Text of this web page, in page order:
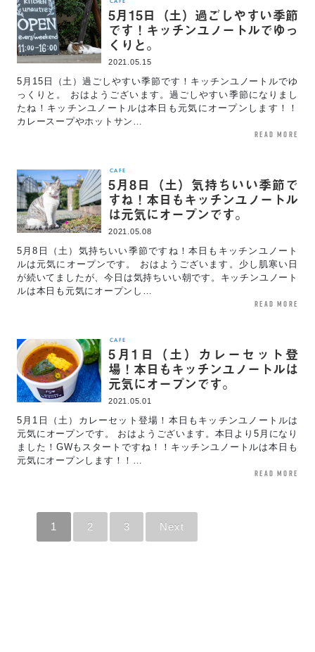
5月15日（土）過ごしやすい季節
です！キッチンユノートルでゆっ
くりと。
2021.05.15
5月15日（土）過ごしやすい季節です！キッチンユノートルでゆ
っくりと。 おはようございます。過ごしやすい季節になりまし
たね！キッチンユノートルは本日も元気にオープンします！！
カレースープやホットサン…
read more
CAFE
5月8日（土）気持ちいい季節で
すね！本日もキッチンユノートル
は元気にオープンです。
2021.05.08
5月8日（土）気持ちいい季節ですね！本日もキッチンユノート
ルは元気にオープンです。 おはようございます。少し肌寒い日
が続いてましたが、今日は気持ちいい朝です。キッチンユノート
ルは本日も元気にオープンし…
read more
CAFE
5月1日（土）カレーセット登
場！本日もキッチンユノートルは
元気にオープンです。
2021.05.01
5月1日（土）カレーセット登場！本日もキッチンユノートルは
元気にオープンです。 おはようございます。本日より5月になり
ました！GWもスタートですね！！キッチンユノートルは本日も
元気にオープンします！！…
read more
1 2 3 Next